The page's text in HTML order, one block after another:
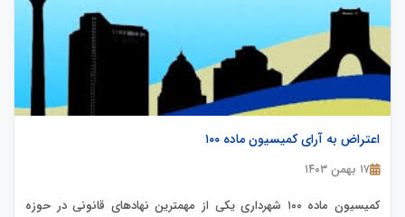
اعتراض به آرای کمیسیون ماده ۱۰۰
۱۷ بهمن ۱۴۰۳
کمیسیون ماده ۱۰۰ شهرداری یکی از مهمترین نهادهای قانونی در حوزه